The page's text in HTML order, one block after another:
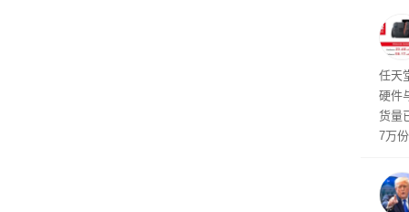
a）
发工
注。
界》
任天
硬件
货量
7万